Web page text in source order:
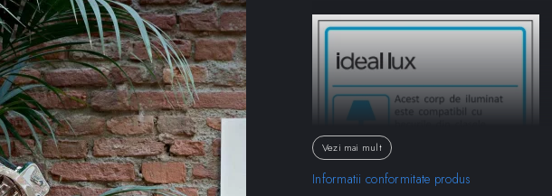
Vezi mai mult
Informatii conformitate produs